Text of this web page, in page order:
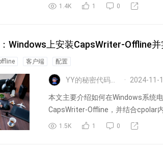
1.4K 1 0
Windows上安装CapsWriter-Offline
客户端 配置
2024-11-
本文主要介绍如何在Windows系统
CapsWriter-Offline，并结合cpolar
1.5K 1 0